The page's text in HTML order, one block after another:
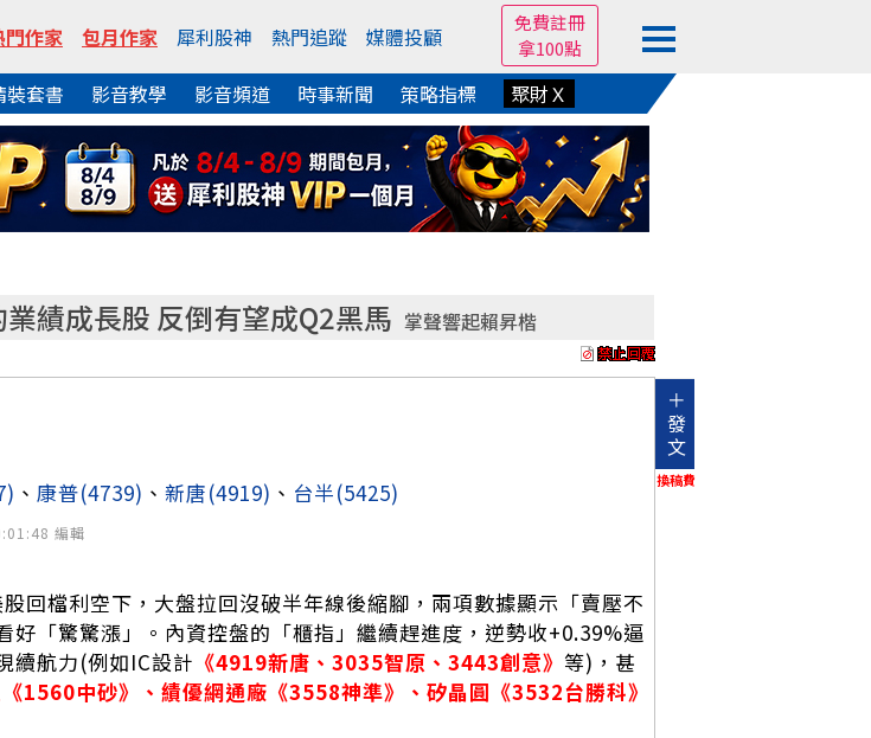
門作家 包月作家 犀利股神 熱門追蹤 媒體投顧
免費註冊
拿100點
裝套書 影音教學 影音頻道 時事新聞 策略指標 聚財Ｘ
績成長股 反倒有望成Q2黑馬 掌聲響起賴昇楷
＋
發
文
換稿費
、 康普(4739) 、 新唐(4919) 、 台半(5425)
編輯
回檔利空下，大盤拉回沒破半年線後縮腳，兩項數據顯示「賣壓不
好「驚驚漲」。內資控盤的「櫃指」繼續趕進度，逆勢收+0.39%逼
續航力(例如IC設計 《4919新唐、3035智原、3443創意》 等)，甚
1560中砂》、績優網通廠《3558神準》、矽晶圓《3532台勝科》